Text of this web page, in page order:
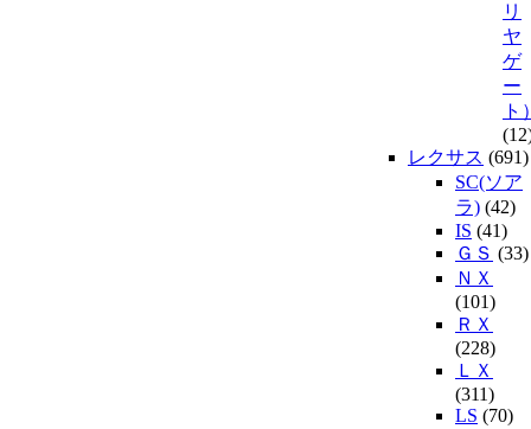
リ
ヤ
ゲ
ー
ト
レクサス (691)
SC(ソア
ラ) (42)
IS (41)
ＧＳ (33)
ＮＸ
(101)
ＲＸ
(228)
ＬＸ
(311)
LS (70)